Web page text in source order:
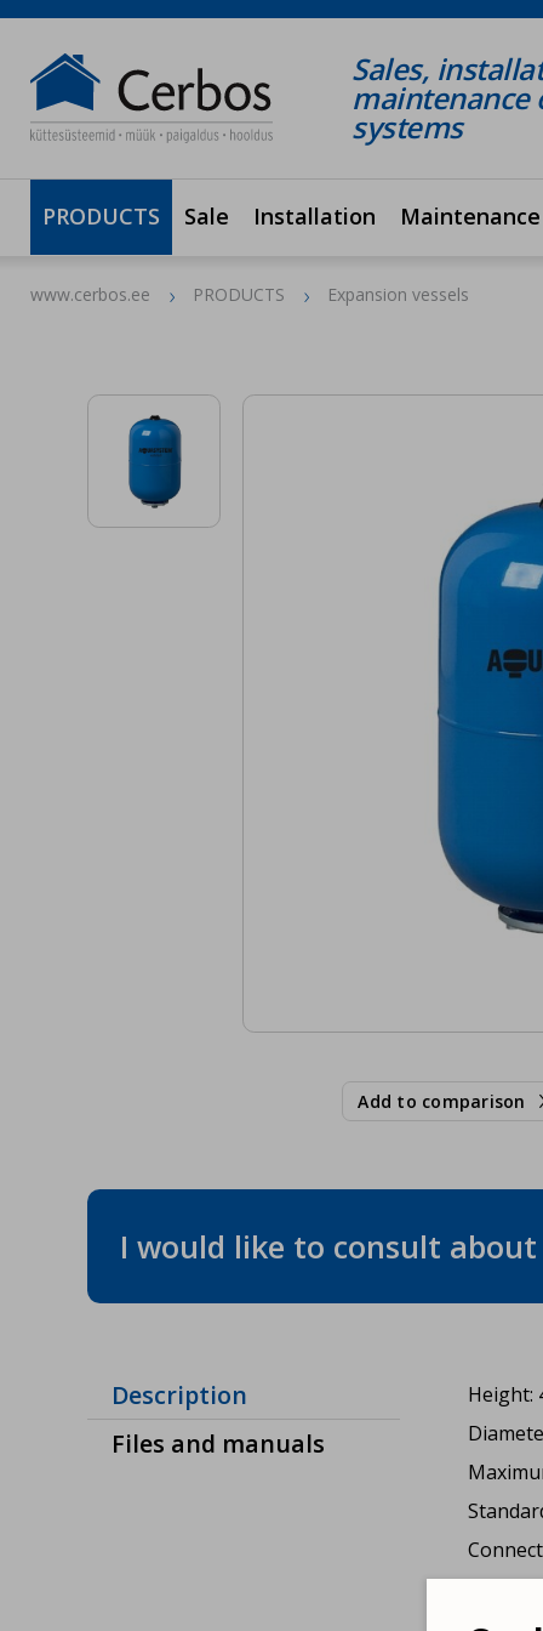
Sales,
maintenance
systems
PRODUCTS Sale Installation Maintenance
www.cerbos.ee PRODUCTS Expansion vessels
Add to comparison
I would like to consult
Description
Files and manuals
Height: